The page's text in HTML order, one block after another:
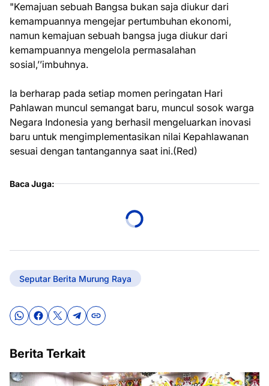
"Kemajuan sebuah Bangsa bukan saja diukur dari
kemampuannya mengejar pertumbuhan ekonomi,
namun kemajuan sebuah bangsa juga diukur dari
kemampuannya mengelola permasalahan
sosial,’’imbuhnya.
Ia berharap pada setiap momen peringatan Hari
Pahlawan muncul semangat baru, muncul sosok warga
Negara Indonesia yang berhasil mengeluarkan inovasi
baru untuk mengimplementasikan nilai Kepahlawanan
sesuai dengan tantangannya saat ini.(Red)
Baca Juga:
Seputar Berita Murung Raya
Berita Terkait